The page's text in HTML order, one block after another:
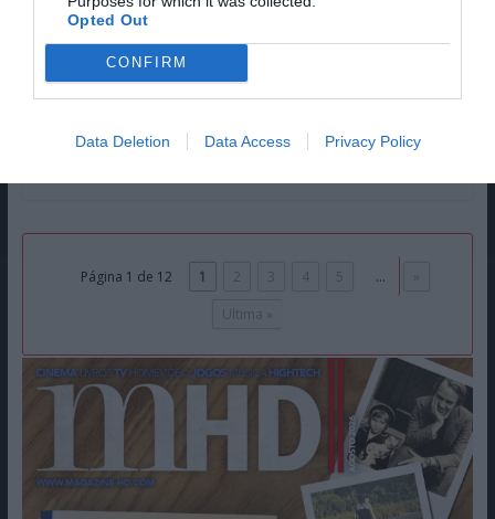
Opted Out
CONFIRM
Data Deletion Data Access Privacy Policy
2 de Agosto de 2026 Ricardo Mendes
Para quem faz trabalhos de bricolage regulares,
sobretudo envolvendo remoção de tinta ou vernizes
Ler mais...
Página 1 de 12 1 2 3 4 5 ...
Ultima »